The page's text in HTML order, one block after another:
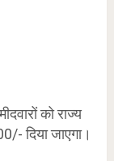
को राज्य
दिया जाएगा।